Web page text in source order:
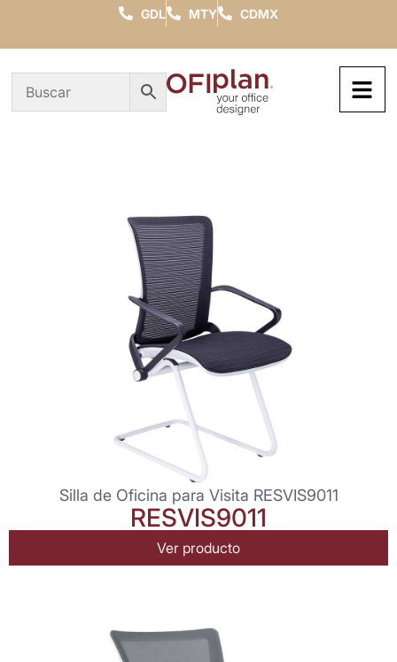
GDL MTY CDMX
Silla de Oficina para Visita RESVIS9011
RESVIS9011
Ver producto